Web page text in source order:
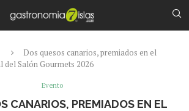
Dos quesos canarios, premiados en el
del Salón Gourmets 2026
Evento
CANARIOS, PREMIADOS EN EL